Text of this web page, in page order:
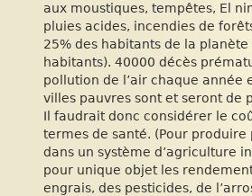
aux moustiques, tempêtes, El
pluies acides, incendies de
25% des habitants de la planète
habitants). 40000 décès
pollution de l’air chaque année
villes pauvres sont et seront de
Il faudrait donc considérer le
termes de santé. (Pour produire
dans un système d’agriculture
pour unique objet les
engrais, des pesticides, de